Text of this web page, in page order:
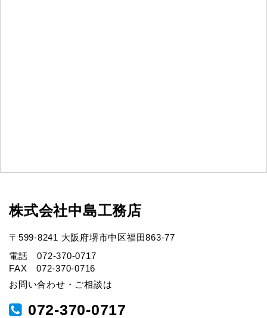
株式会社中島工務店
〒599-8241 大阪府堺市中区福田863-77
電話 072-370-0717
FAX 072-370-0716
お問い合わせ・ご相談は
072-370-0717